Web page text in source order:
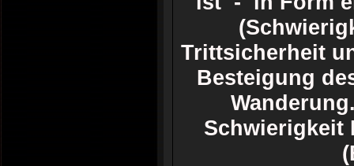
Trittsicherheit
Besteigung